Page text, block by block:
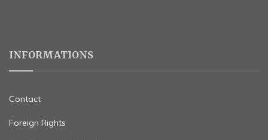
INFORMATIONS
Contact
Foreign Rights